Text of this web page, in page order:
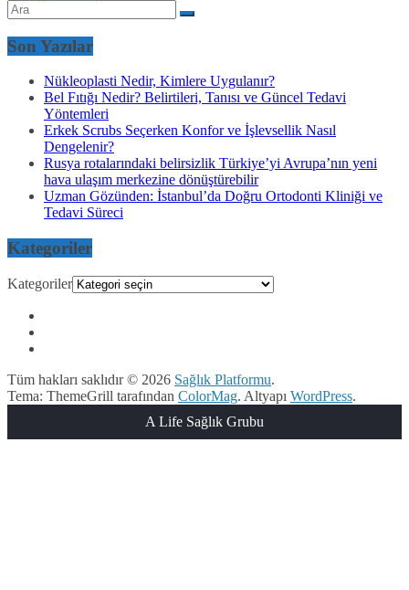
Son Yazılar
Nükleoplasti Nedir, Kimlere Uygulanır?
Bel Fıtığı Nedir? Belirtileri, Tanısı ve Güncel Tedavi
Yöntemleri
Erkek Scrubs Seçerken Konfor ve İşlevsellik Nasıl
Dengelenir?
Rusya rotalarındaki belirsizlik Türkiye’yi Avrupa’nın yeni
hava ulaşım merkezine dönüştürebilir
Uzman Gözünden: İstanbul’da Doğru Ortodonti Kliniği ve
Tedavi Süreci
Kategoriler
Kategoriler
Tüm hakları saklıdır © 2026 Sağlık Platformu.
Tema: ThemeGrill tarafından ColorMag. Altyapı WordPress.
A Life Sağlık Grubu